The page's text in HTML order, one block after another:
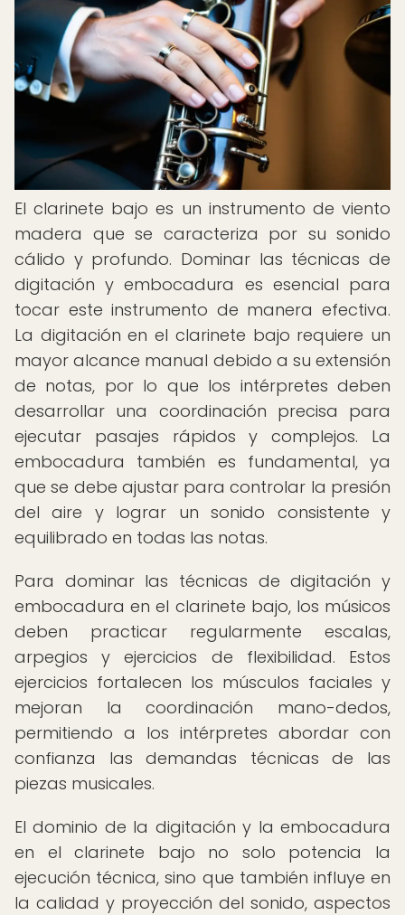
El clarinete bajo es un instrumento de viento
madera que se caracteriza por su sonido
cálido y profundo. Dominar las técnicas de
digitación y embocadura es esencial para
tocar este instrumento de manera efectiva.
La digitación en el clarinete bajo requiere un
mayor alcance manual debido a su extensión
de notas, por lo que los intérpretes deben
desarrollar una coordinación precisa para
ejecutar pasajes rápidos y complejos. La
embocadura también es fundamental, ya
que se debe ajustar para controlar la presión
del aire y lograr un sonido consistente y
equilibrado en todas las notas.
Para dominar las técnicas de digitación y
embocadura en el clarinete bajo, los músicos
deben practicar regularmente escalas,
arpegios y ejercicios de flexibilidad. Estos
ejercicios fortalecen los músculos faciales y
mejoran la coordinación mano-dedos,
permitiendo a los intérpretes abordar con
confianza las demandas técnicas de las
piezas musicales.
El dominio de la digitación y la embocadura
en el clarinete bajo no solo potencia la
ejecución técnica, sino que también influye en
la calidad y proyección del sonido, aspectos